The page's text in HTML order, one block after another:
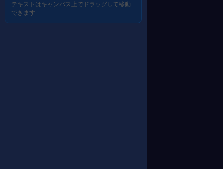
テキストはキャンバス上でドラッグして移動
できます